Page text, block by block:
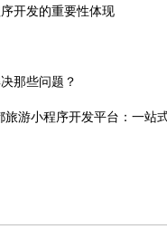
开发的重要性体现
那些问题？